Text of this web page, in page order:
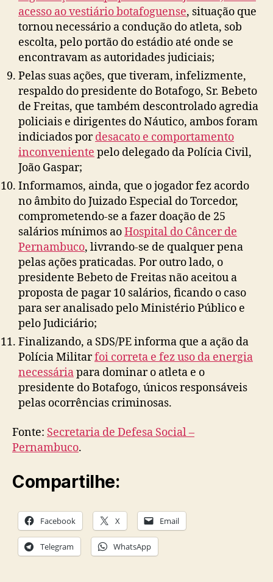
acesso ao vestiário botafoguense, situação que
tornou necessário a condução do atleta, sob
escolta, pelo portão do estádio até onde se
encontravam as autoridades judiciais;
Pelas suas ações, que tiveram, infelizmente,
respaldo do presidente do Botafogo, Sr. Bebeto
de Freitas, que também descontrolado agredia
policiais e dirigentes do Náutico, ambos foram
indiciados pordesacato e comportamento
inconveniente pelo delegado da Polícia Civil,
João Gaspar;
Informamos, ainda, que o jogador fez acordo
no âmbito do Juizado Especial do Torcedor,
comprometendo-se a fazer doação de 25
salários mínimos aoHospital do Câncer de
Pernambuco, livrando-se de qualquer pena
pelas ações praticadas. Por outro lado, o
presidente Bebeto de Freitas não aceitou a
proposta de pagar 10 salários, ficando o caso
para ser analisado pelo Ministério Público e
pelo Judiciário;
Finalizando, a SDS/PE informa que a ação da
Polícia Militarfoi correta e fez uso da energia
necessáriapara dominar o atleta e o
presidente do Botafogo, únicos responsáveis
pelas ocorrências criminosas.
Fonte: Secretaria de Defesa Social –
Pernambuco.
Compartilhe:
Facebook X Email
Telegram WhatsApp